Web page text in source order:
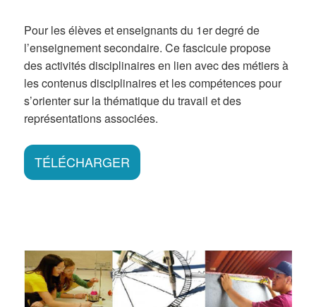
Pour les élèves et enseignants du 1er degré de
l’enseignement secondaire. Ce fascicule propose
des activités disciplinaires en lien avec des métiers à
les contenus disciplinaires et les compétences pour
s’orienter sur la thématique du travail et des
représentations associées.
TÉLÉCHARGER